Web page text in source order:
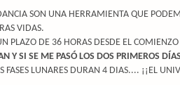
SON UNA HERRAMIENTA QUE
VIDAS.
PLAZO DE 36 HORAS DESDE EL
Y SI SE ME PASÓ LOS DOS PRIMEROS
FASES LUNARES DURAN 4 DIAS.... ¡¡EL